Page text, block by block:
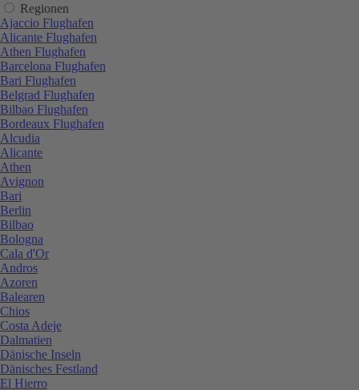
Regionen
Ajaccio Flughafen
Alicante Flughafen
Athen Flughafen
Barcelona Flughafen
Bari Flughafen
Belgrad Flughafen
Bilbao Flughafen
Bordeaux Flughafen
Alcudia
Alicante
Athen
Avignon
Bari
Berlin
Bilbao
Bologna
Cala d'Or
Andros
Azoren
Balearen
Chios
Costa Adeje
Dalmatien
Dänische Inseln
Dänisches Festland
El Hierro